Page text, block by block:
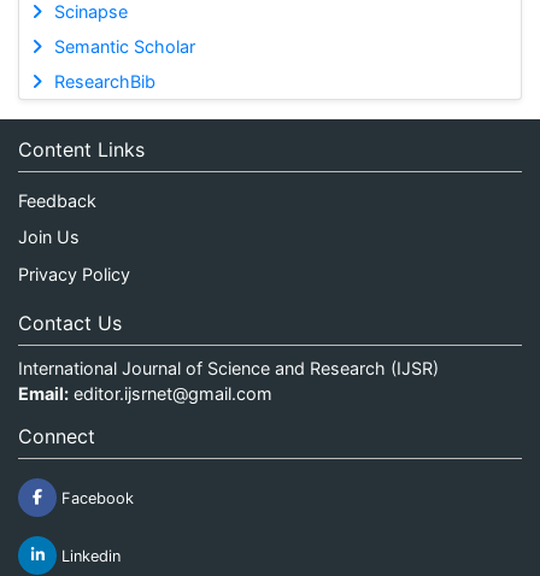
Scinapse
Semantic Scholar
ResearchBib
Content Links
Feedback
Join Us
Privacy Policy
Contact Us
International Journal of Science and Research (IJSR)
Email: editor.ijsrnet@gmail.com
Connect
Facebook
Linkedin